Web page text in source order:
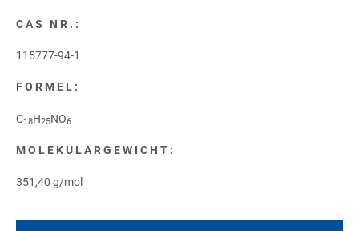
CAS NR.:
115777-94-1
FORMEL:
C18H25NO6
MOLEKULARGEWICHT:
351,40 g/mol